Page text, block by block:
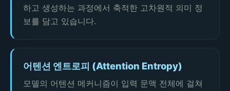
하고 생성하는 과정에서 축적한 고차원적 의미 정
보를 담고 있습니다.
어텐션 엔트로피 (Attention Entropy)
모델의 어텐션 메커니즘이 입력 문맥 전체에 걸쳐